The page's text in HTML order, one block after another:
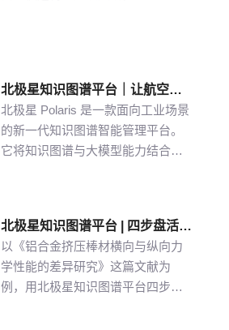
北极星知识图谱平台｜让航空发动机叶片知识“连”起来
北极星 Polaris 是一款面向工业场景
的新一代知识图谱智能管理平台。
它将知识图谱与大模型能力结合，
北极星知识图谱平台 | 四步盘活航空材料全量文献
以《铝合金挤压棒材横向与纵向力
学性能的差异研究》这篇文献为
例，用北极星知识图谱平台四步盘